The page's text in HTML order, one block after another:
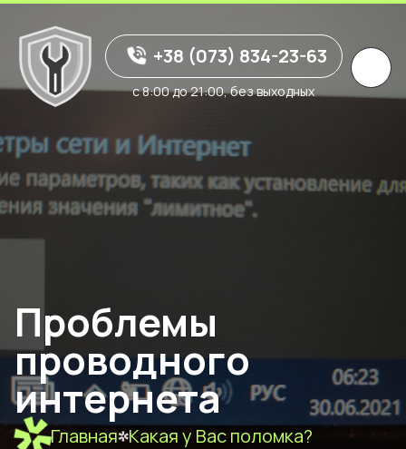
+38 (073) 834-23-63
с 8:00 до 21:00, без выходных
Проблемы
проводного
интернета
Главная Какая у Вас поломка?